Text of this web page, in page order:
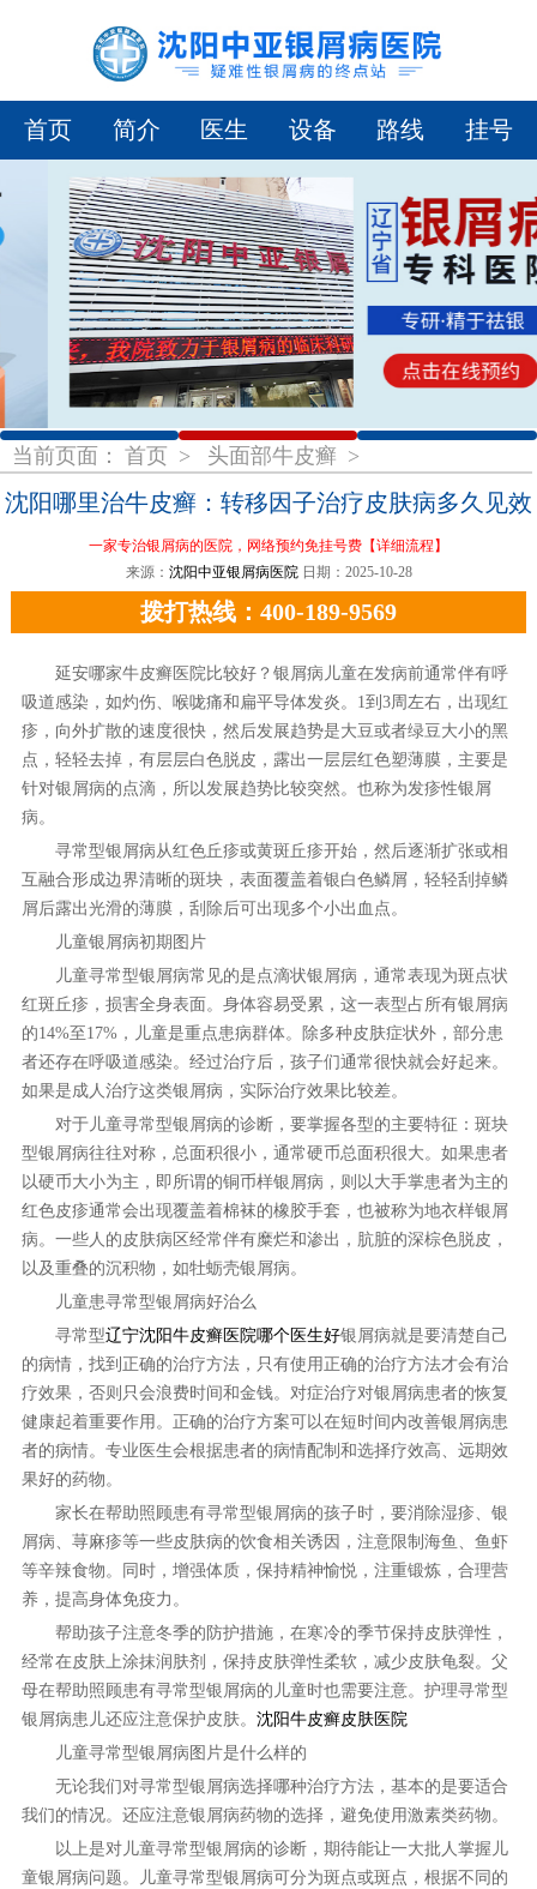
首页 简介 医生 设备 路线 挂号
1 2 3
当前页面： 首页 > 头面部牛皮癣 >
沈阳哪里治牛皮癣：转移因子治疗皮肤病多久见效
一家专治银屑病的医院，网络预约免挂号费 【详细流程】
来源： 沈阳中亚银屑病医院 日期：2025-10-28
拨打热线：400-189-9569
延安哪家牛皮癣医院比较好？银屑病儿童在发病前通常伴有呼
吸道感染，如灼伤、喉咙痛和扁平导体发炎。1到3周左右，出现红
疹，向外扩散的速度很快，然后发展趋势是大豆或者绿豆大小的黑
点，轻轻去掉，有层层白色脱皮，露出一层层红色塑薄膜，主要是
针对银屑病的点滴，所以发展趋势比较突然。也称为发疹性银屑
病。
寻常型银屑病从红色丘疹或黄斑丘疹开始，然后逐渐扩张或相
互融合形成边界清晰的斑块，表面覆盖着银白色鳞屑，轻轻刮掉鳞
屑后露出光滑的薄膜，刮除后可出现多个小出血点。
儿童银屑病初期图片
儿童寻常型银屑病常见的是点滴状银屑病，通常表现为斑点状
红斑丘疹，损害全身表面。身体容易受累，这一表型占所有银屑病
的14%至17%，儿童是重点患病群体。除多种皮肤症状外，部分患
者还存在呼吸道感染。经过治疗后，孩子们通常很快就会好起来。
如果是成人治疗这类银屑病，实际治疗效果比较差。
对于儿童寻常型银屑病的诊断，要掌握各型的主要特征：斑块
型银屑病往往对称，总面积很小，通常硬币总面积很大。如果患者
以硬币大小为主，即所谓的铜币样银屑病，则以大手掌患者为主的
红色皮疹通常会出现覆盖着棉袜的橡胶手套，也被称为地衣样银屑
病。一些人的皮肤病区经常伴有糜烂和渗出，肮脏的深棕色脱皮，
以及重叠的沉积物，如牡蛎壳银屑病。
儿童患寻常型银屑病好治么
寻常型辽宁沈阳牛皮癣医院哪个医生好银屑病就是要清楚自己
的病情，找到正确的治疗方法，只有使用正确的治疗方法才会有治
疗效果，否则只会浪费时间和金钱。对症治疗对银屑病患者的恢复
健康起着重要作用。正确的治疗方案可以在短时间内改善银屑病患
者的病情。专业医生会根据患者的病情配制和选择疗效高、远期效
果好的药物。
家长在帮助照顾患有寻常型银屑病的孩子时，要消除湿疹、银
屑病、荨麻疹等一些皮肤病的饮食相关诱因，注意限制海鱼、鱼虾
等辛辣食物。同时，增强体质，保持精神愉悦，注重锻炼，合理营
养，提高身体免疫力。
帮助孩子注意冬季的防护措施，在寒冷的季节保持皮肤弹性，
经常在皮肤上涂抹润肤剂，保持皮肤弹性柔软，减少皮肤龟裂。父
母在帮助照顾患有寻常型银屑病的儿童时也需要注意。护理寻常型
银屑病患儿还应注意保护皮肤。 沈阳牛皮癣皮肤医院
儿童寻常型银屑病图片是什么样的
无论我们对寻常型银屑病选择哪种治疗方法，基本的是要适合
我们的情况。还应注意银屑病药物的选择，避免使用激素类药物。
以上是对儿童寻常型银屑病的诊断，期待能让一大批人掌握儿
童银屑病问题。儿童寻常型银屑病可分为斑点或斑点，根据不同的